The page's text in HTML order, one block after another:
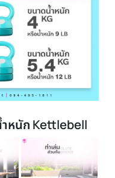
สีอ่อนกว่า
มกว่า
ผ่น
หมุนแผ่นน้ำหนักออก】